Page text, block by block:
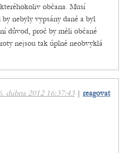
občana. Musí
nebyly vypsány daně a byl
důvod, proč by měli občané
nejsou tak úplně neobvyklá
dubna 2012 16:37:43 | reagovat